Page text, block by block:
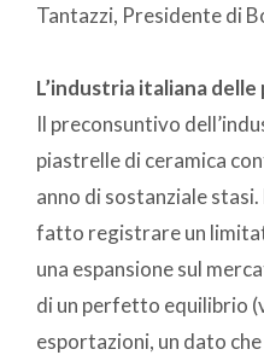
Tantazzi, Presidente di
L’industria italiana
Il preconsuntivo
piastrelle di ceramica
anno di sostanziale
fatto registrare un
una espansione sul
di un perfetto equilibrio
esportazioni, un dato